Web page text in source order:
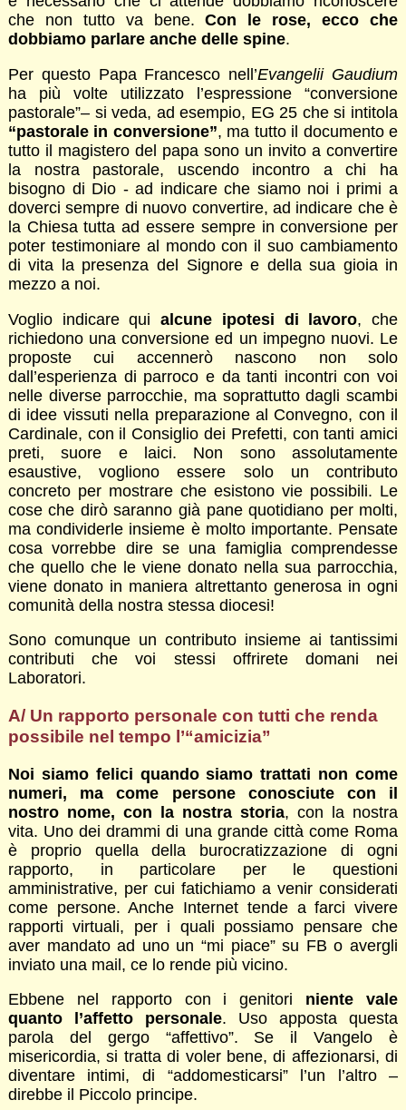
che non tutto va bene.Con le rose, ecco che
dobbiamo parlare anche delle spine.
Per questo Papa Francesco nell’Evangelii Gaudium
ha più volte utilizzato l’espressione “conversione
pastorale”– si veda, ad esempio, EG 25 che si intitola
“pastorale in conversione”, ma tutto il documento e
tutto il magistero del papa sono un invito a convertire
la nostra pastorale, uscendo incontro a chi ha
bisogno di Dio - ad indicare che siamo noi i primi a
doverci sempre di nuovo convertire, ad indicare che è
la Chiesa tutta ad essere sempre in conversione per
poter testimoniare al mondo con il suo cambiamento
di vita la presenza del Signore e della sua gioia in
mezzo a noi.
Voglio indicare quialcune ipotesi di lavoro, che
richiedono una conversione ed un impegno nuovi. Le
proposte cui accennerò nascono non solo
dall’esperienza di parroco e da tanti incontri con voi
nelle diverse parrocchie, ma soprattutto dagli scambi
di idee vissuti nella preparazione al Convegno, con il
Cardinale, con il Consiglio dei Prefetti, con tanti amici
preti, suore e laici. Non sono assolutamente
esaustive, vogliono essere solo un contributo
concreto per mostrare che esistono vie possibili. Le
cose che dirò saranno già pane quotidiano per molti,
ma condividerle insieme è molto importante. Pensate
cosa vorrebbe dire se una famiglia comprendesse
che quello che le viene donato nella sua parrocchia,
viene donato in maniera altrettanto generosa in ogni
comunità della nostra stessa diocesi!
Sono comunque un contributo insieme ai tantissimi
contributi che voi stessi offrirete domani nei
Laboratori.
A/ Un rapporto personale con tutti che renda
possibile nel tempo l’“amicizia”
Noi siamo felici quando siamo trattati non come
numeri, ma come persone conosciute con il
nostro nome, con la nostra storia, con la nostra
vita. Uno dei drammi di una grande città come Roma
è proprio quella della burocratizzazione di ogni
rapporto, in particolare per le questioni
amministrative, per cui fatichiamo a venir considerati
come persone. Anche Internet tende a farci vivere
rapporti virtuali, per i quali possiamo pensare che
aver mandato ad uno un “mi piace” su FB o avergli
inviato una mail, ce lo rende più vicino.
Ebbene nel rapporto con i genitori niente vale
quanto l’affetto personale. Uso apposta questa
parola del gergo “affettivo”. Se il Vangelo è
misericordia, si tratta di voler bene, di affezionarsi, di
diventare intimi, di “addomesticarsi” l’un l’altro –
direbbe il Piccolo principe.